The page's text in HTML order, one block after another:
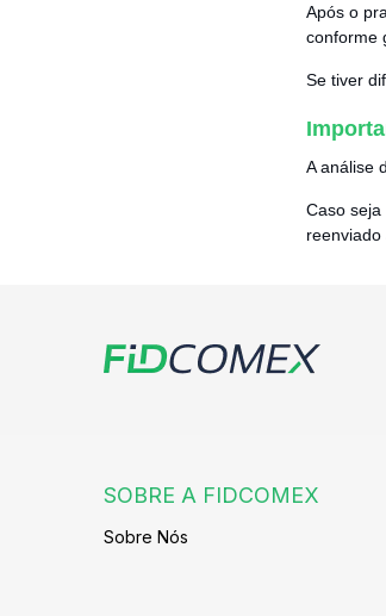
Após o
conforme
Se tiver
A análise
Caso
reenviado
SOBRE A FIDCOMEX
Sobre Nós